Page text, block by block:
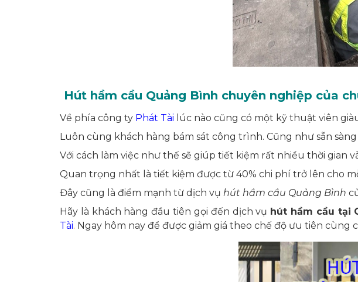
Hút hầm cầu Quảng Bình chuyên nghiệp của
Về phía công ty Phát Tài lúc nào cũng có một kỹ thuật viên
Luôn cùng khách hàng bám sát công trình. Cũng như sẵn
Với cách làm việc như thế sẽ giúp tiết kiệm rất nhiều thời gian
Quan trọng nhất là tiết kiệm được từ 40% chi phí trở lên cho
Đây cũng là điểm mạnh từ dịch vụ hút hầm cầu Quảng Bình
Hãy là khách hàng đầu tiên gọi đến dịch vụ hút hầm cầu tại
Tài. Ngay hôm nay để được giảm giá theo chế độ ưu tiên cùng